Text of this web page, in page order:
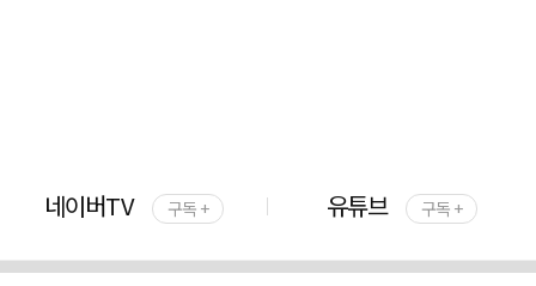
네이버TV 구독 + 유튜브 구독 +